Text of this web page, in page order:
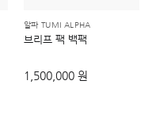
알파 TUMI ALPHA
브리프 팩 백팩
1,500,000 원